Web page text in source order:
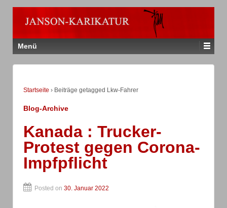
Menü
Startseite › Beiträge getagged Lkw-Fahrer
Blog-Archive
Kanada : Trucker-
Protest gegen Corona-
Impfpflicht
Posted on 30. Januar 2022